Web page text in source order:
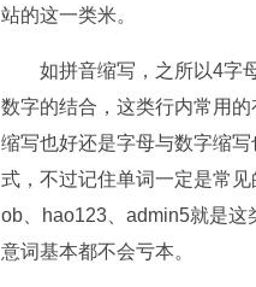
站的这一类米。
如拼音缩写，之所以4字母
数字的结合，这类行内常用
缩写也好还是字母与数字缩
式，不过记住单词一定是常
ob、hao123、admin5就是这
意词基本都不会亏本。